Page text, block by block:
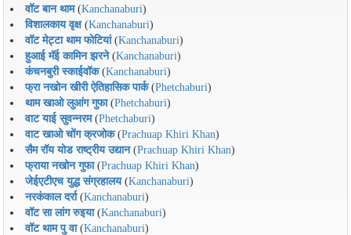
वॉट बान थाम(Kanchanaburi)
विशालकाय वृक्ष(Kanchanaburi)
वॉट मेट्टा थाम फोटियां(Kanchanaburi)
हुआई मॅई कामिन झरने(Kanchanaburi)
कंचनबुरी स्काईवॉक(Kanchanaburi)
फ्रा नखोन खीरी ऐतिहासिक पार्क(Phetchaburi)
थाम खाओ लुआंग गुफा(Phetchaburi)
वाट याई सुवन्नरम(Phetchaburi)
वाट खाओ चोंग क्रजोक(Prachuap Khiri Khan)
सैम रॉय योड राष्ट्रीय उद्यान(Prachuap Khiri Khan)
फ्राया नखोन गुफा(Prachuap Khiri Khan)
जेईएटीएच युद्ध संग्रहालय(Kanchanaburi)
नरकंकाल दर्रा(Kanchanaburi)
वॉट सा लांग रुइया(Kanchanaburi)
वॉट थाम पु वा(Kanchanaburi)